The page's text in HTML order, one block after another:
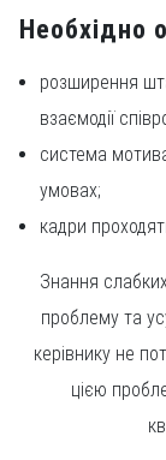
Необхідно
розширення
взаємодії
система
умовах;
кадри
Знання
проблему та
керівнику не
цією